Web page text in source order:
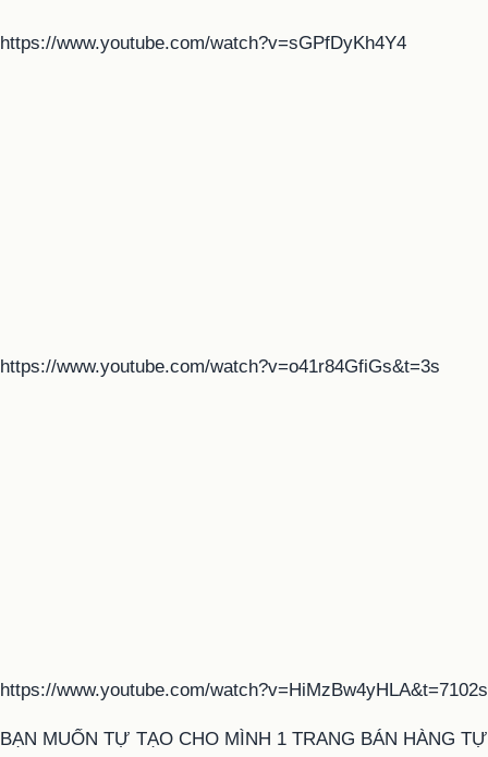
https://www.youtube.com/watch?v=sGPfDyKh4Y4
https://www.youtube.com/watch?v=o41r84GfiGs&t=3s
https://www.youtube.com/watch?v=HiMzBw4yHLA&t=7102s
BẠN MUỐN TỰ TẠO CHO MÌNH 1 TRANG BÁN HÀNG TỰ